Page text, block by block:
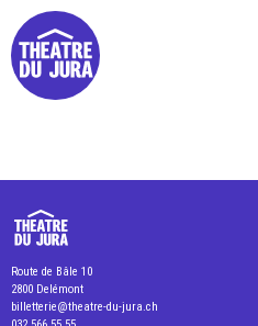
Presse
Dépôts de dossiers
Route de Bâle 10
2800 Delémont
billetterie@theatre-du-jura.ch